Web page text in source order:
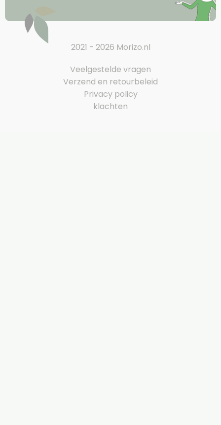
2021 - 2026 Morizo.nl
Veelgestelde vragen
Verzend en retourbeleid
Privacy policy
klachten